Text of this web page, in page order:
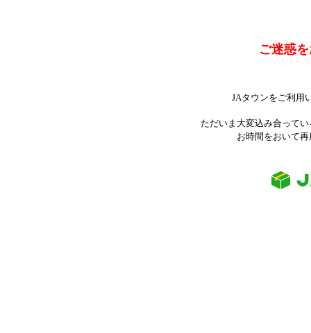
ご迷惑
JAタウンをご利用
ただいま大変込み合って
お時間をおいて